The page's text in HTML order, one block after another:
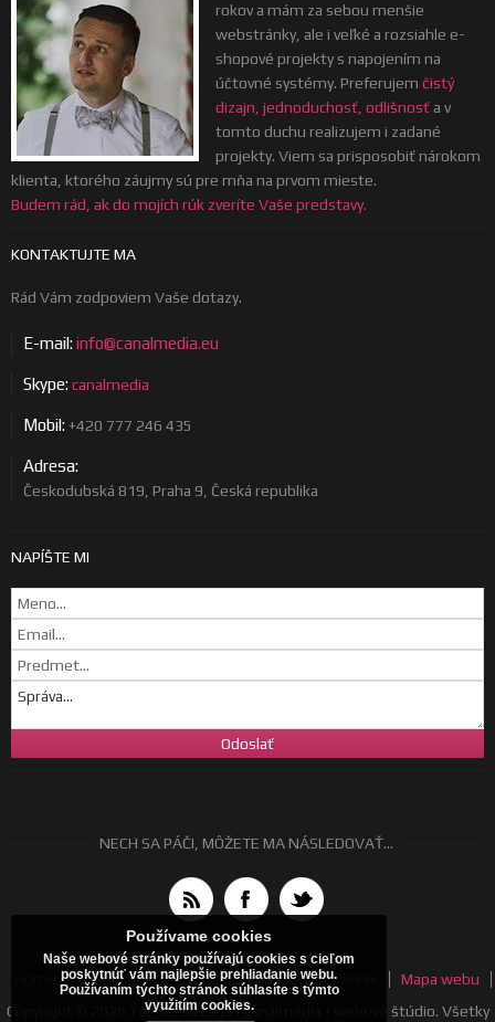
rokov a mám za sebou menšie
webstránky, ale i veľké a rozsiahle e-
shopové projekty s napojením na
účtovné systémy. Preferujem čistý
dizajn, jednoduchosť, odlišnosť a v
tomto duchu realizujem i zadané
projekty. Viem sa prisposobiť nárokom
klienta, ktorého záujmy sú pre mňa na prvom mieste.
Budem rád, ak do mojích rúk zveríte Vaše predstavy.
KONTAKTUJTE MA
Rád Vám zodpoviem Vaše dotazy.
E-mail:info@canalmedia.eu
Skype:canalmedia
Mobil:+420 777 246 435
Adresa:
Českodubská 819, Praha 9, Česká republika
NAPÍŠTE MI
NECH SA PÁČI, MÔŽETE MA NÁSLEDOVAŤ...
Všeobecné obchodné podmienky Cenník
Mapa webu
Copyright © 2026 Tomáš Jurčaga | canalmedia | webové štúdio. Všetky
Používame cookies
Naše webové stránky používajú cookies s cieľom
poskytnúť vám najlepšie prehliadanie webu.
Používaním týchto stránok súhlasíte s týmto
využitím cookies.